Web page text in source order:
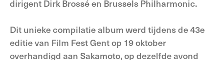
dirigent Dirk Brossé en Brussels Philharmonic.
Dit unieke compilatie album werd tijdens de 43e
editie van Film Fest Gent op 19 oktober
overhandigd aan Sakamoto, op dezelfde avond